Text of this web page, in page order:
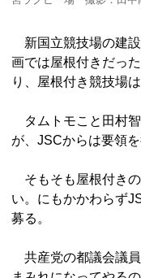
新国立競技場の建
画では屋根付きだっ
り、屋根付き競技場
タムトモこと田村
が、JSCからは要領
そもそも屋根付き
い。にもかかわらず
募る。
共産党の都議会議